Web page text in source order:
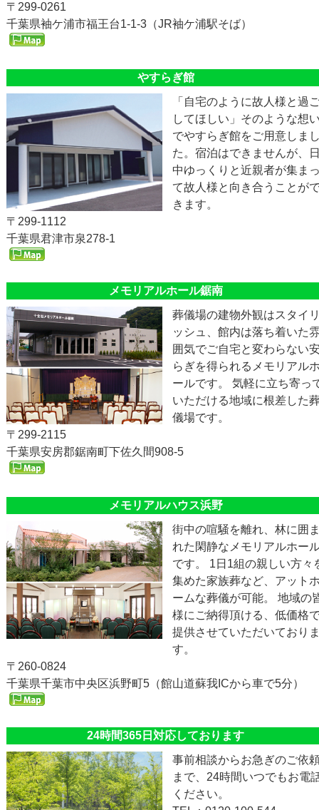
〒299-0261
千葉県袖ケ浦市福王台1-1-3（JR袖ケ浦駅そば）
やすらぎ館
「自宅のように故人様と過
してほしい」そのような想
でやすらぎ館をご用意しま
た。宿泊はできませんが、
中ゆっくりと近親者が集ま
て故人様と向き合うことが
きます。
〒299-1112
千葉県君津市泉278-1
メモリアルホール鋸南
葬儀場の建物外観はスタイ
ッシュ、館内は落ち着いた
囲気でご自宅と変わらない
らぎを得られるメモリアル
ールです。 気軽に立ち寄っ
いただける地域に根差した
儀場です。
〒299-2115
千葉県安房郡鋸南町下佐久間908-5
メモリアルハウス浜野
街中の喧騒を離れ、林に囲
れた閑静なメモリアルホー
です。 1日1組の親しい方々
集めた家族葬など、アット
ームな葬儀が可能。 地域の
様にご納得頂ける、低価格
提供させていただいており
す。
〒260-0824
千葉県千葉市中央区浜野町5（館山道蘇我ICから車で5分）
24時間365日対応しております
事前相談からお急ぎのご依
まで、24時間いつでもお電
ください。